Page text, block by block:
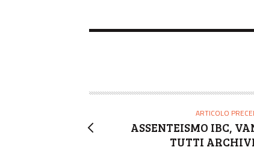
ARTICOLO
ASSENTEISMO IBC,
TUTTI